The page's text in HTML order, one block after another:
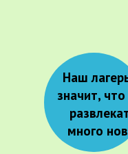
Наш
значит,
много